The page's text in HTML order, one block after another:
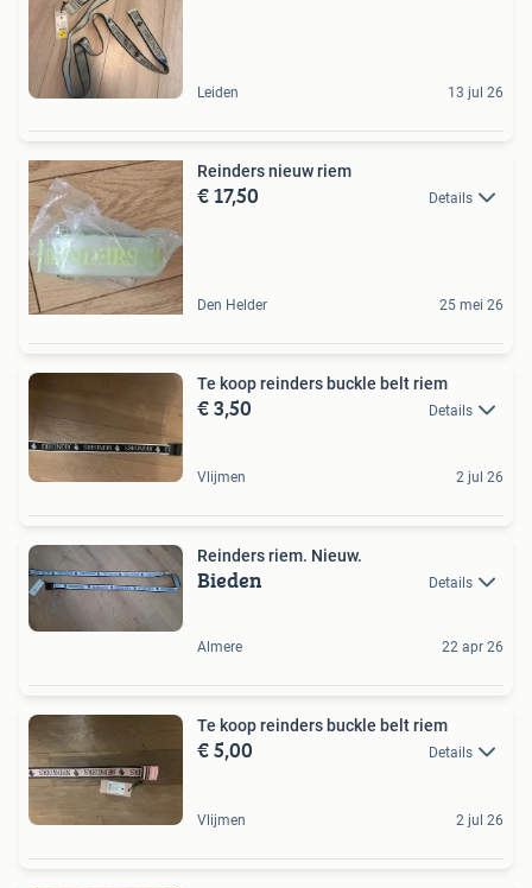
Leiden 13 jul 26
Reinders nieuw riem
€ 17,50 Details
Den Helder 25 mei 26
Te koop reinders buckle belt riem
€ 3,50 Details
Vlijmen 2 jul 26
Reinders riem. Nieuw.
Bieden Details
Almere 22 apr 26
Te koop reinders buckle belt riem
€ 5,00 Details
Vlijmen 2 jul 26